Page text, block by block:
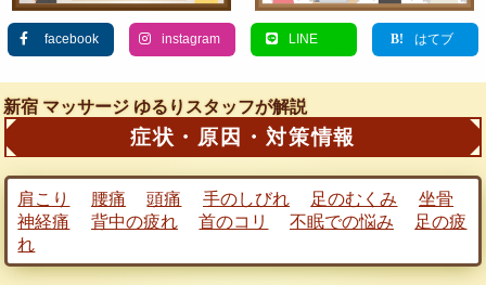
facebook instagram LINE はてブ
新宿 マッサージ ゆるりスタッフが解説
症状・原因・対策情報
肩こり 腰痛 頭痛 手のしびれ 足のむくみ
坐骨
神経痛
背中の疲れ 首のコリ 不眠での悩み
足の疲
れ